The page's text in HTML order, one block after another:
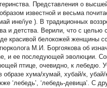
Представления о
известной и весьма
ине/iye ). В традиционных
и детства. Верили, что с целью
красивой белокожей женщины
М.И. Боргоякова об
и ее последующей эволюции.
птице, очевидно, к лебедю.
образе хума/хумай, хубай/к,
‘лебедь’, ‘лебедь-девица’. С